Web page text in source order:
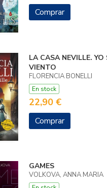
Comprar
LA CASA NEVILLE. YO
VIENTO
FLORENCIA BONELLI
En stock
22,90 €
Comprar
GAMES
VOLKOVA, ANNA MARIA